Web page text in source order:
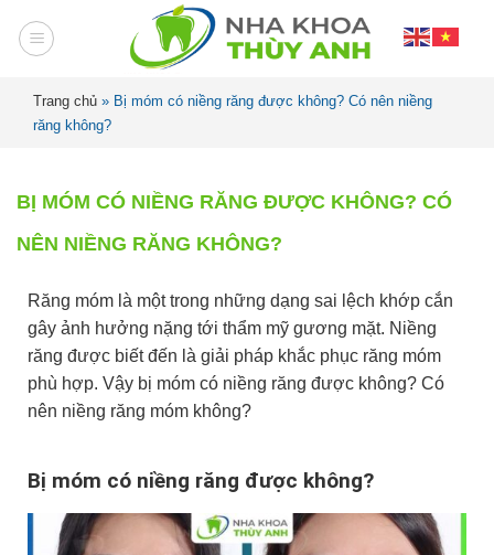
Trang chủ » Bị móm có niềng răng được không? Có nên niềng
răng không?
BỊ MÓM CÓ NIỀNG RĂNG ĐƯỢC KHÔNG? CÓ
NÊN NIỀNG RĂNG KHÔNG?
Răng móm là một trong những dạng sai lệch khớp cắn
gây ảnh hưởng nặng tới thẩm mỹ gương mặt. Niềng
răng được biết đến là giải pháp khắc phục răng móm
phù hợp. Vậy bị móm có niềng răng được không? Có
nên niềng răng móm không?
Bị móm có niềng răng được không?